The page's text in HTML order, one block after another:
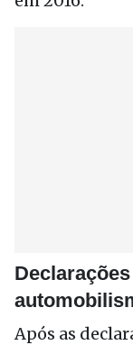
Após as